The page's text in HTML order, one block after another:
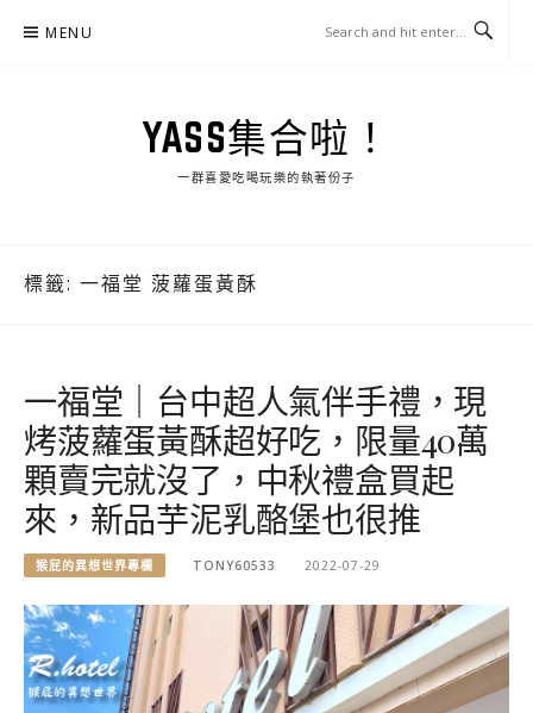
MENU
YASS集合啦！
一群喜愛吃喝玩樂的執著份子
標籤: 一福堂 菠蘿蛋黃酥
一福堂｜台中超人氣伴手禮，現
烤菠蘿蛋黃酥超好吃，限量40萬
顆賣完就沒了，中秋禮盒買起
來，新品芋泥乳酪堡也很推
猴屁的異想世界專欄 TONY60533 2022-07-29